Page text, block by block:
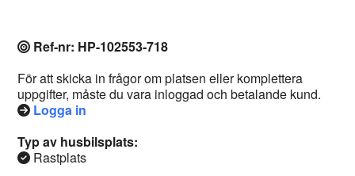
Ref-nr: HP-102553-718
För att skicka in frågor om platsen eller komplettera
uppgifter, måste du vara inloggad och betalande kund.
Logga in
Typ av husbilsplats:
Rastplats